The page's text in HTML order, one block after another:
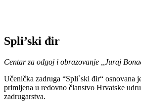
Spli’ski đir
Centar za odgoj i obrazovanje ,,Juraj
Učenička zadruga “Spli`ski đir“ osnovana
primljena u redovno članstvo Hrvatske
zadrugarstva.